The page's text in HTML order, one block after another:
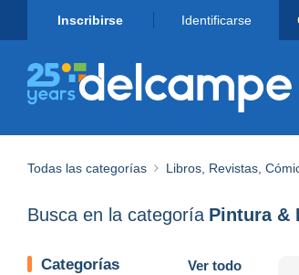
Inscribirse Identificarse
Todas las categorías Libros, Revistas,
Busca en la categoría Pintura &
Categorías Ver todo